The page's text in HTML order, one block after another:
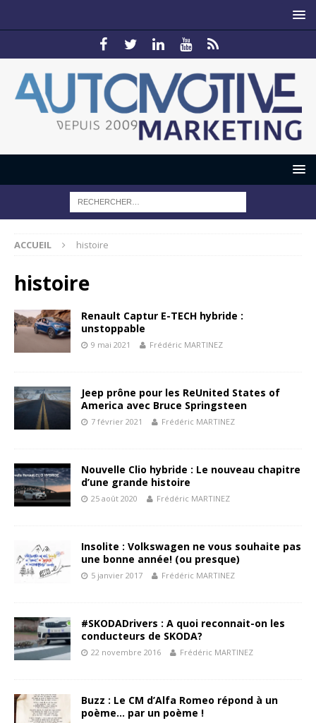
ACCUEIL histoire
histoire
Renault Captur E-TECH hybride :
unstoppable
9 mai 2021 Frédéric MARTINEZ
Jeep prône pour les ReUnited States of
America avec Bruce Springsteen
7 février 2021 Frédéric MARTINEZ
Nouvelle Clio hybride : Le nouveau chapitre
d’une grande histoire
25 août 2020 Frédéric MARTINEZ
Insolite : Volkswagen ne vous souhaite pas
une bonne année! (ou presque)
5 janvier 2017 Frédéric MARTINEZ
#SKODADrivers : A quoi reconnait-on les
conducteurs de SKODA?
22 novembre 2016 Frédéric MARTINEZ
Buzz : Le CM d’Alfa Romeo répond à un
poème… par un poème !